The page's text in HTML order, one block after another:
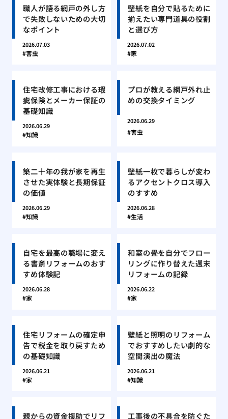
職人が語る網戸の外し方
で失敗しないための大切
なポイント
2026.07.03
害虫
壁紙を自分で貼るために
揃えたい専門道具の役割
と選び方
2026.07.02
家
住宅改修工事における瑕
疵保険とメーカー保証の
基礎知識
2026.06.29
知識
プロが教える網戸外れ止
めの交換タイミング
2026.06.29
害虫
築二十年の我が家を再生
させた実体験と長期保証
の価値
2026.06.29
知識
壁紙一枚で暮らしが変わ
るアクセントクロス導入
のすすめ
2026.06.28
生活
自宅を最高の職場に変え
る書斎リフォームのおす
すめ体験記
2026.06.28
家
和室の畳を自分でフロー
リングに作り替えた週末
リフォームの記録
2026.06.22
家
住宅リフォームの確定申
告で税金を取り戻すため
の基礎知識
2026.06.21
家
壁紙と照明のリフォーム
でおすすめしたい劇的な
空間演出の魔法
2026.06.21
知識
親からの資金援助でリフ 工事後の不具合を防ぐた